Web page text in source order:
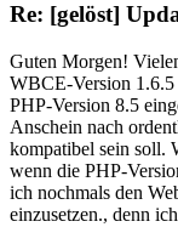
Re: [gelöst]
Guten Morgen!
WBCE-Version 1.6.5
PHP-Version 8.5
Anschein nach
kompatibel sein soll.
wenn die PHP-
ich nochmals den
einzusetzen., denn